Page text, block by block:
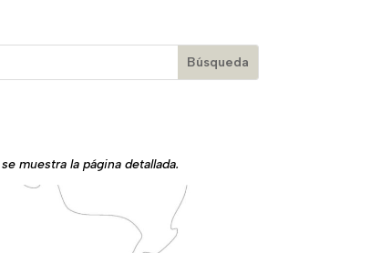
muestra la página detallada.